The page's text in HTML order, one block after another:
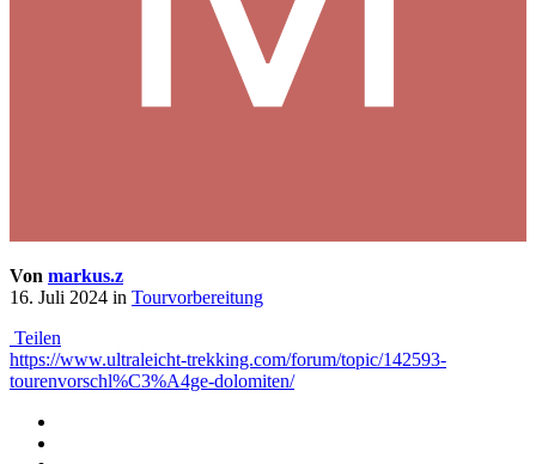
Von markus.z
16. Juli 2024 in Tourvorbereitung
Teilen
https://www.ultraleicht-trekking.com/forum/topic/142593-
tourenvorschl%C3%A4ge-dolomiten/